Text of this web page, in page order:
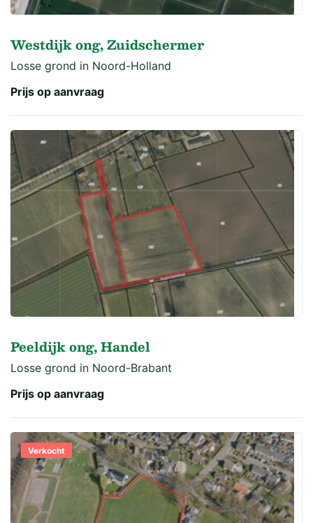
Westdijk ong, Zuidschermer
Losse grond in Noord-Holland
Prijs op aanvraag
Peeldijk ong, Handel
Losse grond in Noord-Brabant
Prijs op aanvraag
Verkocht